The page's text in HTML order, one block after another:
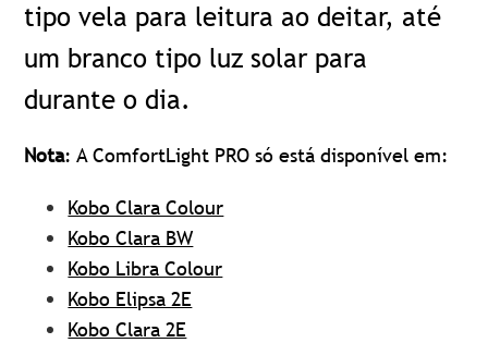
tipo vela para leitura ao deitar, até
um branco tipo luz solar para
durante o dia.
Nota: A ComfortLight PRO só está disponível em:
Kobo Clara Colour
Kobo Clara BW
Kobo Libra Colour
Kobo Elipsa 2E
Kobo Clara 2E